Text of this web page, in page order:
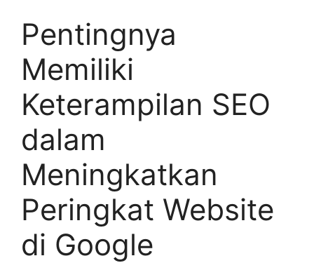
Pentingnya
Memiliki
Keterampilan SEO
dalam
Meningkatkan
Peringkat Website
di Google